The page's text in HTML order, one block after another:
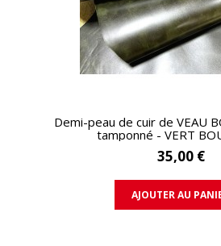
APERÇU
Demi-peau de cuir de VEAU
tamponné - VERT
35,00 €
AJOUTER AU